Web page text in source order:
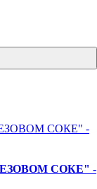
СОКЕ" -